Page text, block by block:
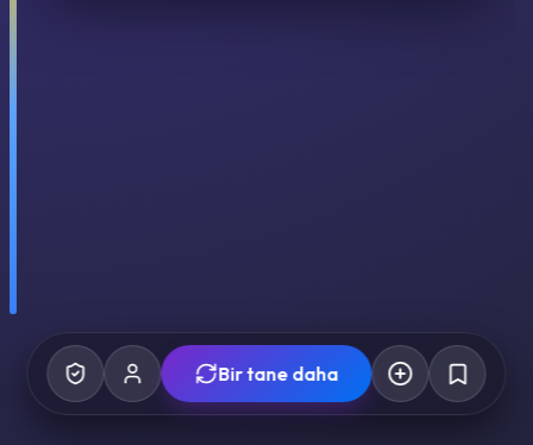
Bir tane daha